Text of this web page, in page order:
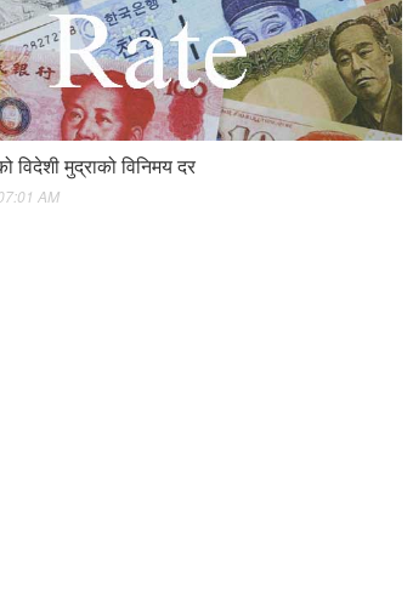
मुद्राको विनिमय दर
AM